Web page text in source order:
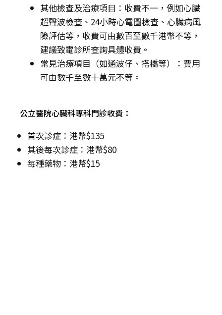
其他檢查及治療項目：收費不一，例如心臟
超聲波檢查、24小時心電圖檢查、心臟病風
險評估等，收費可由數百至數千港幣不等，
建議致電診所查詢具體收費。
常見治療項目（如通波仔、搭橋等）：費用
可由數千至數十萬元不等。
公立醫院心臟科專科門診收費：
首次診症：港幣$135
其後每次診症：港幣$80
每種藥物：港幣$15